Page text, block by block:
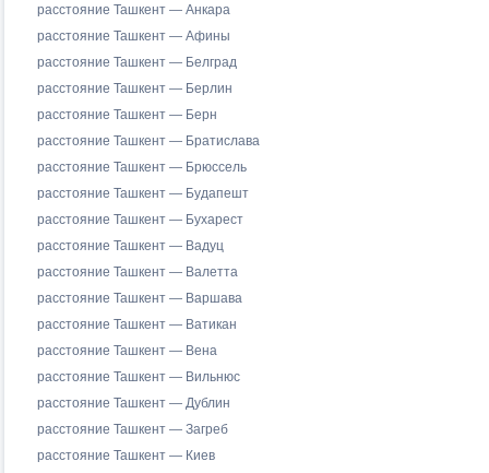
расстояние Ташкент — Анкара
расстояние Ташкент — Афины
расстояние Ташкент — Белград
расстояние Ташкент — Берлин
расстояние Ташкент — Берн
расстояние Ташкент — Братислава
расстояние Ташкент — Брюссель
расстояние Ташкент — Будапешт
расстояние Ташкент — Бухарест
расстояние Ташкент — Вадуц
расстояние Ташкент — Валетта
расстояние Ташкент — Варшава
расстояние Ташкент — Ватикан
расстояние Ташкент — Вена
расстояние Ташкент — Вильнюс
расстояние Ташкент — Дублин
расстояние Ташкент — Загреб
расстояние Ташкент — Киев